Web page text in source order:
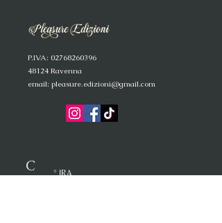
P.IVA: 02768260396
48124 Ravenna
email: pleasure.edizioni@gmail.com
° IRA
C